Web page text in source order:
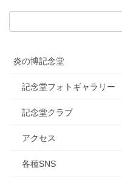
炎の博記念堂
記念堂フォトギャラリー
記念堂クラブ
アクセス
各種SNS